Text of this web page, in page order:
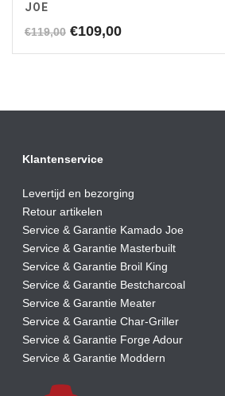
JOE
€119,00 Oorspronkelijke
€109,00Huidige
Klantenservice
Levertijd en bezorging
Retour artikelen
Service & Garantie Kamado Joe
Service & Garantie Masterbuilt
Service & Garantie Broil King
Service & Garantie Bestcharcoal
Service & Garantie Meater
Service & Garantie Char-Griller
Service & Garantie Forge Adour
Service & Garantie Moddern